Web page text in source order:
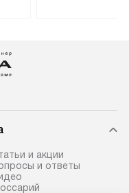
и акции
и ответы